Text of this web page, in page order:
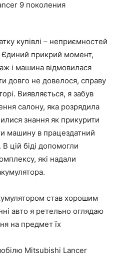
купівлі – неприємностей
прикрий момент,
і машина відмовилася
довго не довелося, справу
Виявляється, я забув
салону, яка розрядила
знання як прикурити
машину в працездатний
цій біді допомогли
які надали
став хорошим
авто я ретельно оглядаю
на предмет їх
Mitsubishi Lancer